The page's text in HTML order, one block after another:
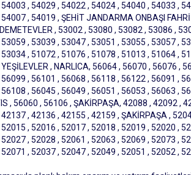
, 54029 , 54022 , 54024 , 54040 , 54033 ,
, 54019 , ŞEHİT JANDARMA ONBAŞI
, 53002 , 53080 , 53082 , 53086 ,
, 53039 , 53047 , 53051 , 53055 , 53057 ,
, 51072 , 51076 , 51078 , 51013 , 51064 ,
, NARLICA, 56064 , 56070 , 56076 ,
, 56101 , 56068 , 56118 , 56122 , 56091 ,
, 56045 , 56049 , 56051 , 56053 , 56063 ,
, 56060 , 56106 , ŞAKİRPAŞA, 42088 , 42092 ,
, 42136 , 42155 , 42159 , ŞAKİRPAŞA ,
, 52016 , 52017 , 52018 , 52019 , 52020 ,
, 52028 , 52061 , 52063 , 52069 , 52073 ,
, 52037 , 52047 , 52049 , 52051 , 52052 ,